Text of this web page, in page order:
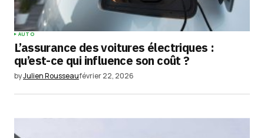
AUTO
L’assurance des voitures électriques :
qu’est-ce qui influence son coût ?
byJulien Rousseaufévrier 22, 2026